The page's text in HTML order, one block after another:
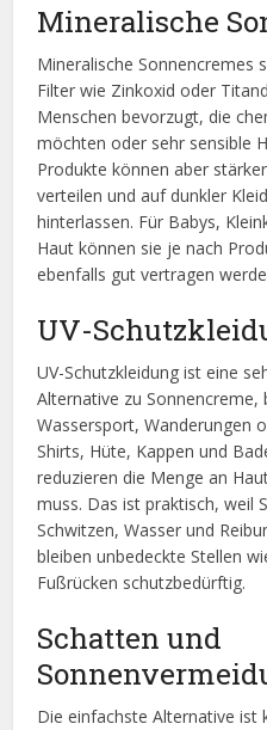
Mineralische
Mineralische Sonnencremes
Filter wie Zinkoxid oder
Menschen bevorzugt, die
möchten oder sehr sensible
Produkte können aber
verteilen und auf dunkler
hinterlassen. Für Babys,
Haut können sie je nach
ebenfalls gut vertragen
UV-
UV-Schutzkleidung ist eine
Alternative zu Sonnencreme,
Wassersport, Wanderungen
Shirts, Hüte, Kappen und
reduzieren die Menge an
muss. Das ist praktisch, weil
Schwitzen, Wasser und
bleiben unbedeckte Stellen
Fußrücken schutzbedürftig.
Schatten und
Die einfachste Alternative ist